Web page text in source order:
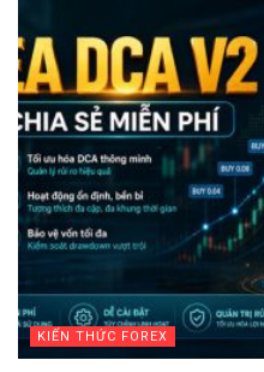
KIẾN THỨC FOREX